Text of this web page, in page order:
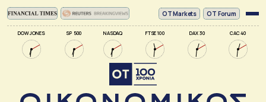
DOW JONES SP 500 NASDAQ FTSE 100 DAX 30 CAC 40
ΟΤ Markets OT Forum